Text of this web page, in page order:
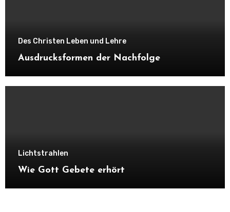
Des Christen Leben und Lehre
Ausdrucksformen der Nachfolge
Lichtstrahlen
Wie Gott Gebete erhört